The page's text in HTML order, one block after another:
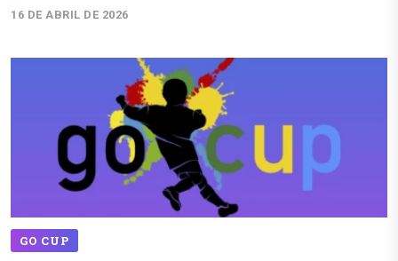
16 DE ABRIL DE 2026
GO CUP